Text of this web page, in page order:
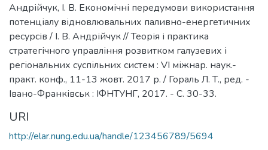
Андрійчук, І. В. Економічні передумови використання
потенціалу відновлювальних паливно-енергетичних
ресурсів / І. В. Андрійчук // Теорія і практика
стратегічного управління розвитком галузевих і
регіональних суспільних систем : VI міжнар. наук.-
практ. конф., 11-13 жовт. 2017 р. / Гораль Л. Т., ред. -
Івано-Франківськ : ІФНТУНГ, 2017. - С. 30-33.
URI
http://elar.nung.edu.ua/handle/123456789/5694